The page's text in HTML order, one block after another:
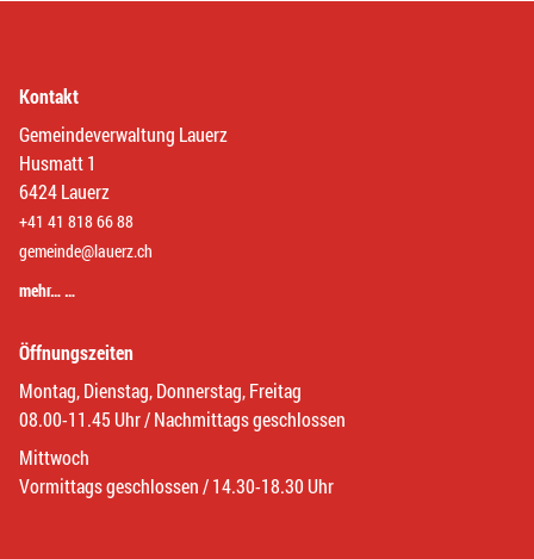
Kontakt
Gemeindeverwaltung Lauerz
Husmatt 1
6424 Lauerz
+41 41 818 66 88
gemeinde@lauerz.ch
mehr… …
Öffnungszeiten
Montag, Dienstag, Donnerstag, Freitag
08.00-11.45 Uhr / Nachmittags geschlossen
Mittwoch
Vormittags geschlossen / 14.30-18.30 Uhr